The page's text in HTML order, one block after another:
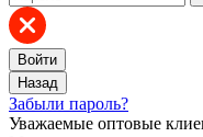
Войти
Назад
Забыли пароль?
Уважаемые оптовые